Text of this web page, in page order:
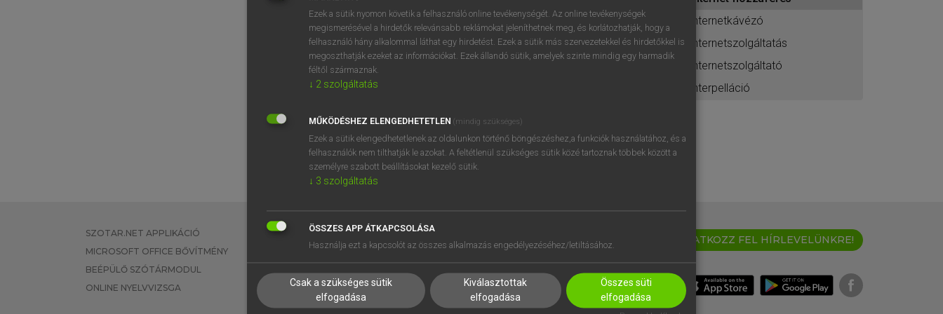
BELÉPÉS
próbaverziójának elindításához
regisztrálok ésbelépek.
REGISZTRÁCIÓ
internetkávézó
internetszolgáltatás
internetszolgáltató
interpelláció
SZOTAR.NET APPLIKÁCIÓ
MICROSOFT OFFICE BŐVÍTMÉNY
BEÉPÜLŐ SZÓTÁRMODUL
ONLINE NYELVVIZSGA
EGYÉNI FELHASZNÁLÓKNAK
TANULÓKNAK
VÁLLALATI MEGOLDÁSOK
SÚGÓ
RÓLUNK
SÜTI BEÁLLÍTÁSOK
IRATKOZZ FEL HÍRLEVELÜNKRE!
Ezek a sütik nyomon követik a felhasználó online tevékenységét. Az online tevékenységek
megismerésével a hirdetők relevánsabb reklámokat jeleníthetnek meg, és korlátozhatják, hogy a
felhasználó hány alkalommal láthat egy hirdetést. Ezek a sütik más szervezetekkel és hirdetőkkel is
megoszthatják ezeket az információkat. Ezek állandó sütik, amelyek szinte mindig egy harmadik
féltől származnak.
↓ 2 szolgáltatás
MŰKÖDÉSHEZ ELENGEDHETETLEN (mindig szükséges)
Ezek a sütik elengedhetetlenek az oldalunkon történő böngészéshez,a funkciók használatához, és a
felhasználók nem tilthatják le azokat. A feltétlenül szükséges sütik közé tartoznak többek között a
személyre szabott beállításokat kezelő sütik.
↓ 3 szolgáltatás
ÖSSZES APP ÁTKAPCSOLÁSA
Használja ezt a kapcsolót az összes alkalmazás engedélyezéséhez/letiltásához.
Csak a szükséges sütik
elfogadása
Kiválasztottak
elfogadása
Összes süti
elfogadása